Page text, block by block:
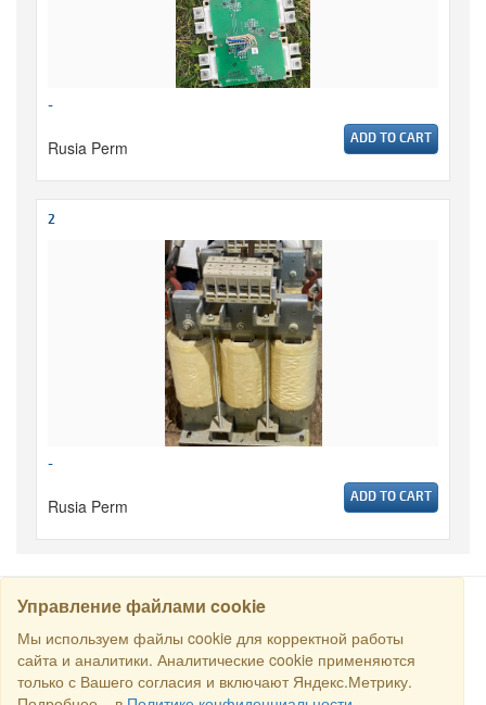
-
Rusia Perm ADD TO CART
2
-
Rusia Perm ADD TO CART
Управление файлами cookie
Мы используем файлы cookie для корректной работы
сайта и аналитики. Аналитические cookie применяются
только с Вашего согласия и включают Яндекс.Метрику.
CARI
Semua hak dilindungi undang-undang © 2016 Торговый Дом